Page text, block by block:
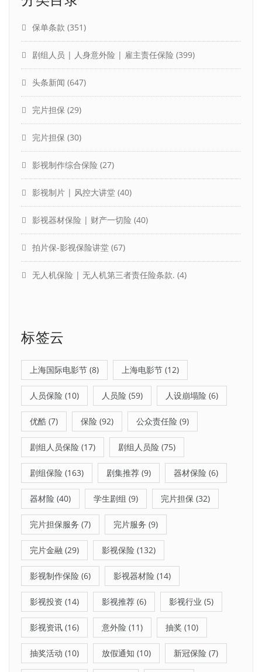
保单条款 (351)
剧组人员 | 人身意外险 | 雇主责任保险 (399)
头条新闻 (647)
完片担保 (29)
完片担保 (30)
影视制作综合保险 (27)
影视制片 | 风控大讲堂 (40)
影视器材保险 | 财产一切险 (40)
拍片保-影视保险讲堂 (67)
无人机保险 | 无人机第三者责任险条款. (4)
标签云
上海国际电影节 (8) 上海电影节 (12)
人员保险 (10) 人员险 (59) 人设崩塌险 (6)
优酷 (7) 保险 (92) 公众责任险 (9)
剧组人员保险 (17) 剧组人员险 (75)
剧组保险 (163) 剧集推荐 (9) 器材保险 (6)
器材险 (40) 学生剧组 (9) 完片担保 (32)
完片担保服务 (7) 完片服务 (9)
完片金融 (29) 影视保险 (132)
影视制作保险 (6) 影视器材险 (14)
影视投资 (14) 影视推荐 (6) 影视行业 (5)
影视资讯 (16) 意外险 (11) 抽奖 (10)
抽奖活动 (10) 放假通知 (10) 新冠保险 (7)